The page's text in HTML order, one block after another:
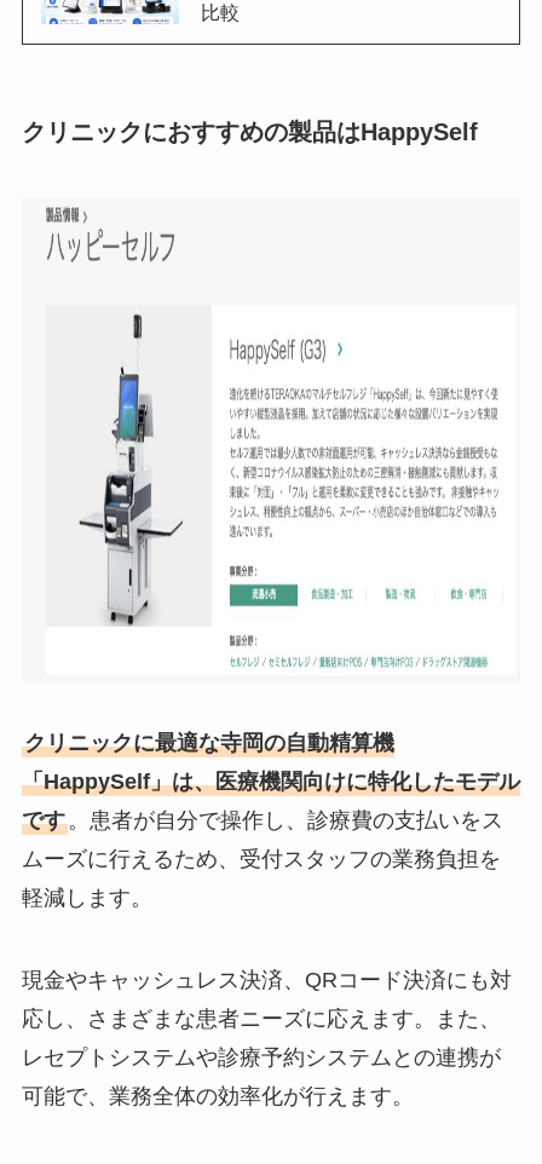
比較
クリニックにおすすめの製品はHappySelf
クリニックに最適な寺岡の自動精算機
「HappySelf」は、医療機関向けに特化したモデル
です。患者が自分で操作し、診療費の支払いをス
ムーズに行えるため、受付スタッフの業務負担を
軽減します。
現金やキャッシュレス決済、QRコード決済にも対
応し、さまざまな患者ニーズに応えます。また、
レセプトシステムや診療予約システムとの連携が
可能で、業務全体の効率化が行えます。